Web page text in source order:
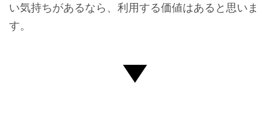
い気持ちがあるなら、利用する価値はあると思いま
す。